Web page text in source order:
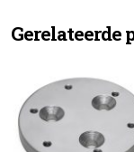
Gerelateerde